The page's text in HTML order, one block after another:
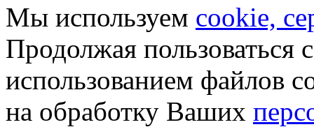
Мы используем cookie,
Продолжая пользоваться
использованием файлов
на обработку Ваших